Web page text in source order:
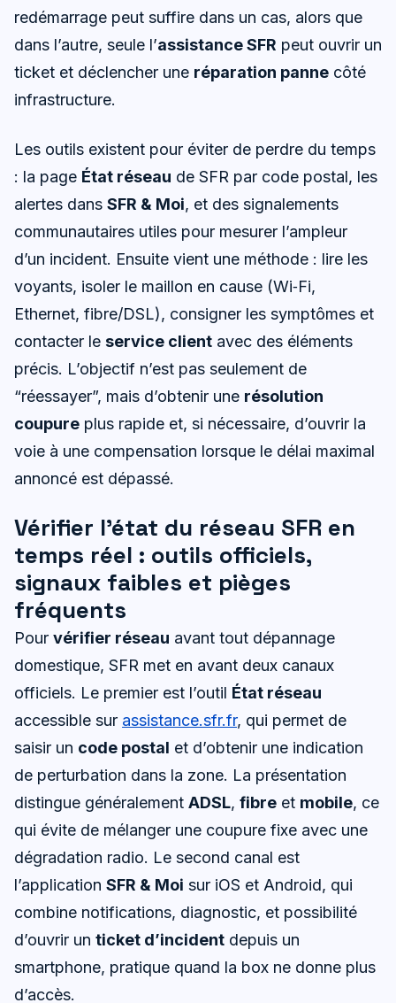
redémarrage peut suffire dans un cas, alors que
dans l’autre, seule l’assistance SFR peut ouvrir un
ticket et déclencher une réparation panne côté
infrastructure.
Les outils existent pour éviter de perdre du temps
: la page État réseau de SFR par code postal, les
alertes dans SFR & Moi, et des signalements
communautaires utiles pour mesurer l’ampleur
d’un incident. Ensuite vient une méthode : lire les
voyants, isoler le maillon en cause (Wi‑Fi,
Ethernet, fibre/DSL), consigner les symptômes et
contacter le service client avec des éléments
précis. L’objectif n’est pas seulement de
“réessayer”, mais d’obtenir une résolution
coupure plus rapide et, si nécessaire, d’ouvrir la
voie à une compensation lorsque le délai maximal
annoncé est dépassé.
Vérifier l’état du réseau SFR en
temps réel : outils officiels,
signaux faibles et pièges
fréquents
Pour vérifier réseau avant tout dépannage
domestique, SFR met en avant deux canaux
officiels. Le premier est l’outil État réseau
accessible sur assistance.sfr.fr, qui permet de
saisir un code postal et d’obtenir une indication
de perturbation dans la zone. La présentation
distingue généralement ADSL, fibre et mobile, ce
qui évite de mélanger une coupure fixe avec une
dégradation radio. Le second canal est
l’application SFR & Moi sur iOS et Android, qui
combine notifications, diagnostic, et possibilité
d’ouvrir un ticket d’incident depuis un
smartphone, pratique quand la box ne donne plus
d’accès.